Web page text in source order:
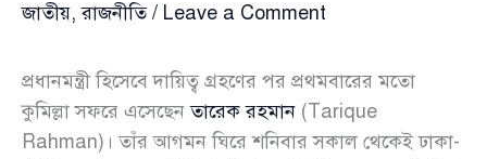
জাতীয়,রাজনীতি/ Leave a Comment
প্রধানমন্ত্রী হিসেবে দায়িত্ব গ্রহণের পর প্রথমবারের মতো
কুমিল্লা সফরে এসেছেনতারেক রহমান (Tarique
Rahman)। তাঁর আগমন ঘিরে শনিবার সকাল থেকেই ঢাকা-